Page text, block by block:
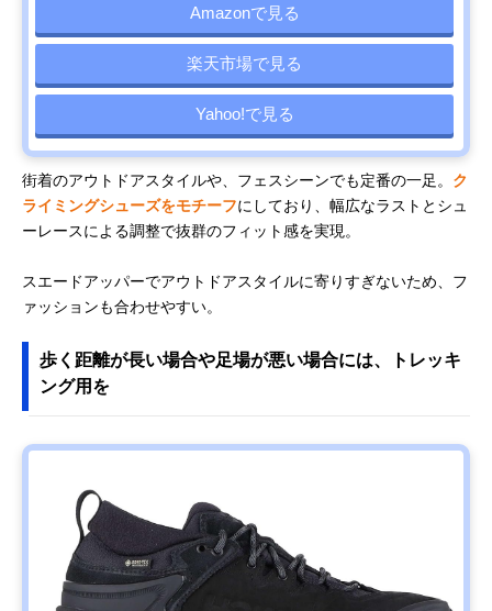
Amazonで見る
楽天市場で見る
Yahoo!で見る
街着のアウトドアスタイルや、フェスシーンでも定番の一足。 ク
ライミングシューズをモチーフにしており、幅広なラストとシュ
ーレースによる調整で抜群のフィット感を実現。
スエードアッパーでアウトドアスタイルに寄りすぎないため、フ
ァッションも合わせやすい。
歩く距離が長い場合や足場が悪い場合には、トレッキ
ング用を